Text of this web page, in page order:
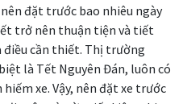
đặt trước bao nhiêu ngày
trở nên thuận tiện và tiết
điều cần thiết. Thị trường
là Tết Nguyên Đán, luôn có
xe. Vậy, nên đặt xe trước